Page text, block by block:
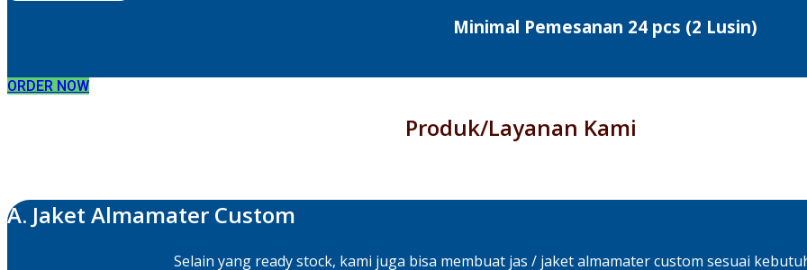
Minimal Pemesanan 24 pcs (2 Lusin)
ORDER NOW
Produk/Layanan Kami
A. Jaket Almamater Custom
Selain yang ready stock, kami juga bisa membuat jas / jaket almamater custom sesuai